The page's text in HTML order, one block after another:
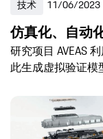
技术 11/06/2023
仿真化、自动
研究项目 AVEAS
此生成虚拟验证模